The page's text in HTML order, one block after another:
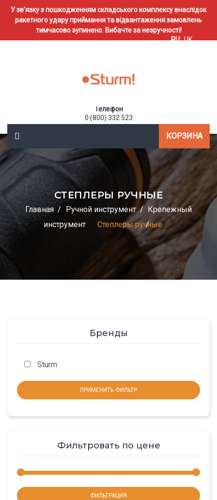
У зв'язку з пошкодженням складського комплексу внаслідок
ракетного удару приймання та відвантаження замовлень
тимчасово зупинено. Вибачте за незручності!
Телефон
0 (800) 332 523
КОРЗИНА
СТЕПЛЕРЫ РУЧНЫЕ
Главная Ручной инструмент
Крепежный
инструмент
Степлеры ручные
Бренды
Sturm
ПРИМЕНИТЬ ФИЛЬТР
Фильтровать по цене
ФИЛЬТРАЦИЯ
RU UK